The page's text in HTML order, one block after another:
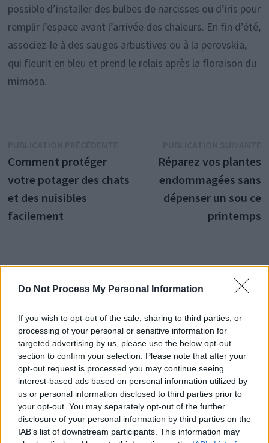
Do Not Process My Personal Information
If you wish to opt-out of the sale, sharing to third parties, or
processing of your personal or sensitive information for
targeted advertising by us, please use the below opt-out
section to confirm your selection. Please note that after your
opt-out request is processed you may continue seeing
interest-based ads based on personal information utilized by
us or personal information disclosed to third parties prior to
your opt-out. You may separately opt-out of the further
disclosure of your personal information by third parties on the
IAB’s list of downstream participants. This information may
possible d’installer des bulbes de narcisses ou d’iris pour
remplir l’espace avant l’arrivée des chaleurs. En fin d’été,
associez-le à des sauges arbustives ou à la perovskia,
qui fleurit en bleu et prend le relais après la floraison du
mimosa.
de
l’article
précédente :
Comment protéger
votre potager des chats
et des nuisibles
facilement
Réparez vos plantes
endommagées sans
dépenser un sou ce
printemps
Histoiredemaison →
VOUS POURRIEZ AUSSI AIMER